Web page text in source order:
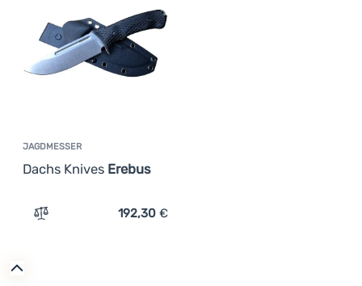
Klettern
Marken
eXtra
€
az
JAGDMESSER
Dachs Knives Erebus
Zum Vergleich 'Jagdmesser Dachs Knives Erebus'
192,30 €